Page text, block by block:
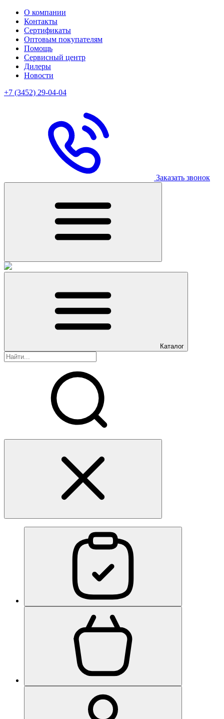
О компании
Контакты
Сертификаты
Оптовым покупателям
Помощь
Сервисный центр
Дилеры
Новости
+7 (3452) 29-04-04
Заказать звонок
Каталог